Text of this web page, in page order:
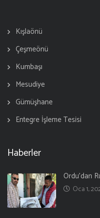
Kışlaönü
Çeşmeönü
Kumbaşı
Mesudiye
Gümüşhane
Entegre İşleme Tesisi
Haberler
Ordu’dan
Oca 1,